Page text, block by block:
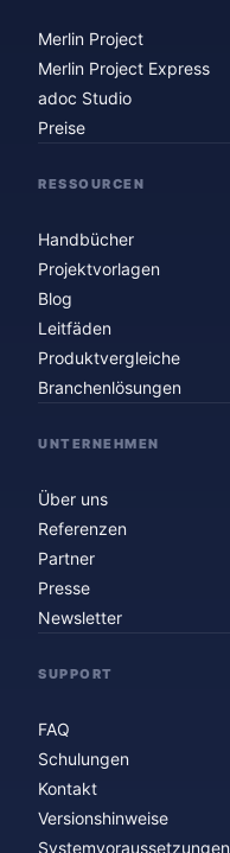
Merlin Project
Merlin Project Express
adoc Studio
Preise
RESSOURCEN
Handbücher
Projektvorlagen
Blog
Leitfäden
Produktvergleiche
Branchenlösungen
UNTERNEHMEN
Über uns
Referenzen
Partner
Presse
Newsletter
SUPPORT
FAQ
Schulungen
Kontakt
Versionshinweise
Systemvoraussetzungen